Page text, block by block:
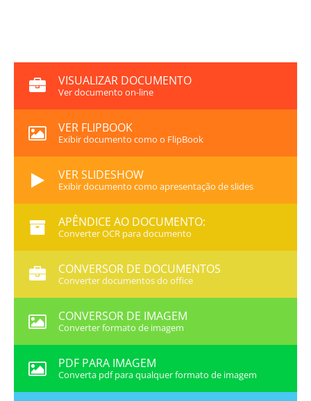
VISUALIZAR DOCUMENTO
Ver documento on-line
VER FLIPBOOK
Exibir documento como o FlipBook
VER SLIDESHOW
Exibir documento como apresentação de slides
APÊNDICE AO DOCUMENTO:
Converter OCR para documento
CONVERSOR DE DOCUMENTOS
Converter documentos do office
CONVERSOR DE IMAGEM
Converter formato de imagem
PDF PARA IMAGEM
Converta pdf para qualquer formato de imagem